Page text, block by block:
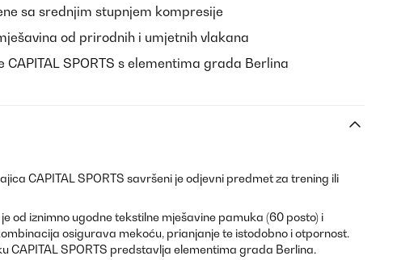
sa srednjim stupnjem kompresije
od prirodnih i umjetnih vlakana
SPORTS s elementima grada Berlina
CAPITAL SPORTS savršeni je odjevni predmet za trening ili
od iznimno ugodne tekstilne mješavine pamuka (60 posto) i
osigurava mekoću, prianjanje te istodobno i otpornost.
CAPITAL SPORTS predstavlja elementima grada Berlina.